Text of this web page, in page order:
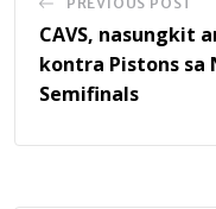
CAVS, nasungkit
kontra Pistons sa
Semifinals